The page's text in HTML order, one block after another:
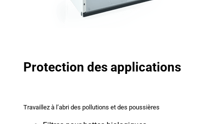
Protection des applications
Travaillez à l’abri des pollutions et des poussières